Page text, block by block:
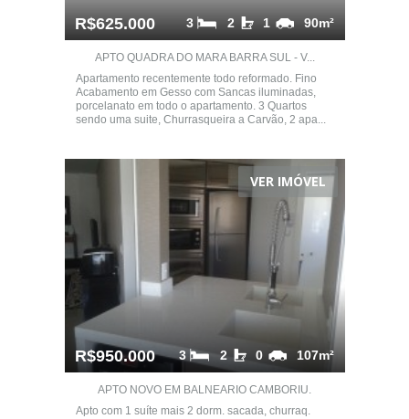
R$625.000 90m²
1
2
3
APTO QUADRA DO MARA BARRA SUL - V...
Apartamento recentemente todo reformado. Fino
Acabamento em Gesso com Sancas iluminadas,
porcelanato em todo o apartamento. 3 Quartos
sendo uma suite, Churrasqueira a Carvão, 2 apa...
VER IMÓVEL
R$950.000 107m²
0
2
3
APTO NOVO EM BALNEARIO CAMBORIU.
Apto com 1 suíte mais 2 dorm. sacada, churraq.